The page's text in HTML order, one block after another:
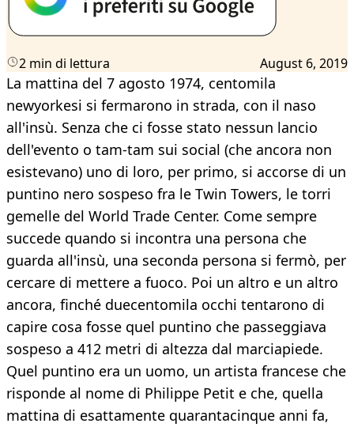
2 min di lettura August 6, 2019
La mattina del 7 agosto 1974, centomila
newyorkesi si fermarono in strada, con il naso
all'insù. Senza che ci fosse stato nessun lancio
dell'evento o tam-tam sui social (che ancora non
esistevano) uno di loro, per primo, si accorse di un
puntino nero sospeso fra le Twin Towers, le torri
gemelle del World Trade Center. Come sempre
succede quando si incontra una persona che
guarda all'insù, una seconda persona si fermò, per
cercare di mettere a fuoco. Poi un altro e un altro
ancora, finché duecentomila occhi tentarono di
capire cosa fosse quel puntino che passeggiava
sospeso a 412 metri di altezza dal marciapiede.
Quel puntino era un uomo, un artista francese che
risponde al nome di Philippe Petit e che, quella
mattina di esattamente quarantacinque anni fa,